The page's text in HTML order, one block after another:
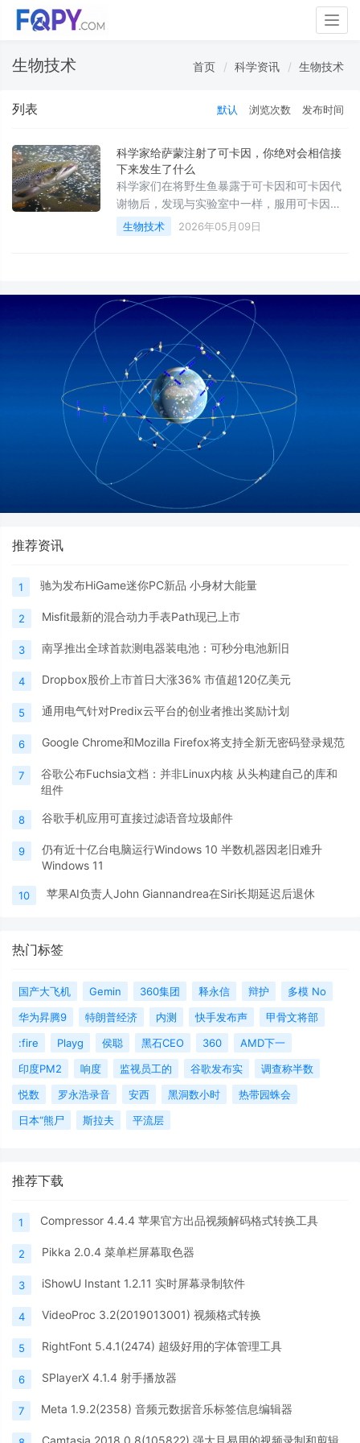
生物技术 首页 科学资讯 生物技术
列表 默认 浏览次数 发布时间
科学家给萨蒙注射了可卡因，你绝对会相信接
下来发生了什么
科学家们在将野生鱼暴露于可卡因和可卡因代
谢物后，发现与实验室中一样，服用可卡因的
鱼并不像普通鱼类。
生物技术 2026年05月09日
推荐资讯
1 驰为发布HiGame迷你PC新品 小身材大能量
2 Misfit最新的混合动力手表Path现已上市
3 南孚推出全球首款测电器装电池：可秒分电池新旧
4 Dropbox股价上市首日大涨36% 市值超120亿美元
5 通用电气针对Predix云平台的创业者推出奖励计划
6 Google Chrome和Mozilla Firefox将支持全新无密码登录规范
7
谷歌公布Fuchsia文档：并非Linux内核 从头构建自己的库和
组件
8 谷歌手机应用可直接过滤语音垃圾邮件
9
仍有近十亿台电脑运行Windows 10 半数机器因老旧难升
Windows 11
10 苹果AI负责人John Giannandrea在Siri长期延迟后退休
热门标签
国产大飞机 Gemin 360集团 释永信 辩护
多模 No
华为昇腾9
特朗普经济 内测 快手发布声
甲骨文将部
:fire
Playg 侯聪 黑石CEO 360
AMD下一
印度PM2
响度 监视员工的 谷歌发布实
调查称半数
悦数
罗永浩录音 安西 黑洞数小时
热带园蛛会
日本“熊尸
斯拉夫 平流层
推荐下载
1 Compressor 4.4.4 苹果官方出品视频解码格式转换工具
2 Pikka 2.0.4 菜单栏屏幕取色器
3 iShowU Instant 1.2.11 实时屏幕录制软件
4 VideoProc 3.2(2019013001) 视频格式转换
5 RightFont 5.4.1(2474) 超级好用的字体管理工具
6 SPlayerX 4.1.4 射手播放器
7 Meta 1.9.2(2358) 音频元数据音乐标签信息编辑器
Camtasia 2018.0.8(105822) 强大且易用的视频录制和剪辑